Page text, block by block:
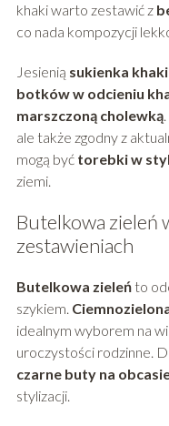
khaki warto zestawić z
co nada kompozycji
Jesienią sukienka khaki
botków w odcieniu
marszczoną cholewką
ale także zgodny z
mogą być torebki w
ziemi.
Butelkowa zieleń
zestawieniach
Butelkowa zieleńto
szykiem.
idealnym wyborem na
uroczystości rodzinne.
czarne buty na
stylizacji.